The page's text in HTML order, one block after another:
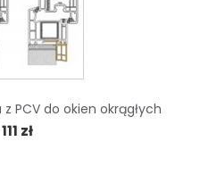
PCV do okien okrągłych
111 zł